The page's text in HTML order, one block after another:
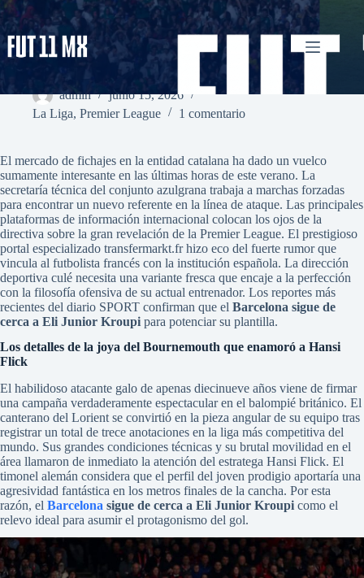
Saltar
al
contenido
El Barcelona sigue de cerca a Eli Junior Kroupi como
alternativa
admin
junio 15, 2026
La Liga, Premier League 1 comentario
El mercado de fichajes en la entidad catalana ha dado un vuelco
sumamente interesante en las últimas horas de este verano. La
secretaría técnica del conjunto azulgrana trabaja a marchas forzadas
para encontrar un nuevo referente en la línea de ataque. Las principales
plataformas de información internacional colocan los ojos de la
directiva sobre la gran revelación de la Premier League. El prestigioso
portal especializado transfermarkt.fr hizo eco del fuerte rumor que
vincula al futbolista francés con la institución española. La dirección
deportiva culé necesita una variante fresca que encaje a la perfección
con la filosofía ofensiva de su actual entrenador. Los reportes más
recientes del diario SPORT confirman que el Barcelona sigue de
cerca a Eli Junior Kroupi para potenciar su plantilla.
Los detalles de la joya del Bournemouth que enamoró a Hansi
Flick
El habilidoso atacante galo de apenas diecinueve años viene de firmar
una campaña verdaderamente espectacular en el balompié británico. El
canterano del Lorient se convirtió en la pieza angular de su equipo tras
registrar un total de trece anotaciones en la liga más competitiva del
mundo. Sus grandes condiciones técnicas y su brutal movilidad en el
área llamaron de inmediato la atención del estratega Hansi Flick. El
timonel alemán considera que el perfil del joven prodigio aportaría una
agresividad fantástica en los metros finales de la cancha. Por esta
razón, el Barcelona sigue de cerca a Eli Junior Kroupi como el
relevo ideal para asumir el protagonismo del gol.